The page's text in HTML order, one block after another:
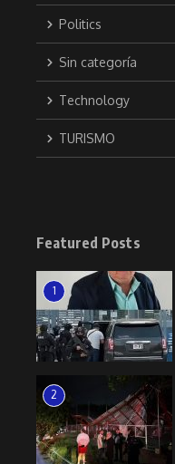
Politics
Sin categoría
Technology
TURISMO
Featured Posts
1
2